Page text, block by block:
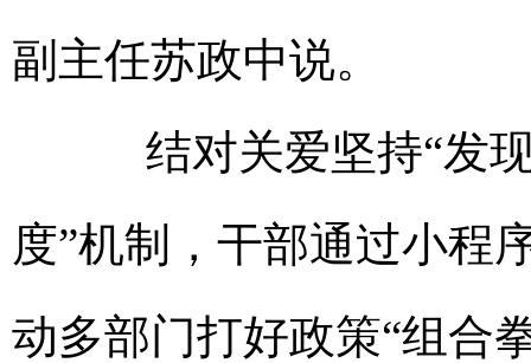
副主任苏政中说。
结对关爱坚持“发
度”机制，干部通过小程
动多部门打好政策“组合